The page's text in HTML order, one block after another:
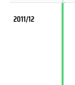
2011/12